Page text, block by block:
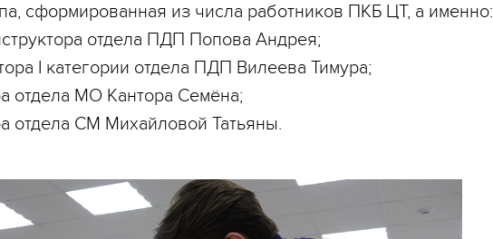
сформированная из числа работников ПКБ ЦТ, а именно:
отдела ПДП Попова Андрея;
I категории отдела ПДП Вилеева Тимура;
отдела МО Кантора Семёна;
отдела СМ Михайловой Татьяны.